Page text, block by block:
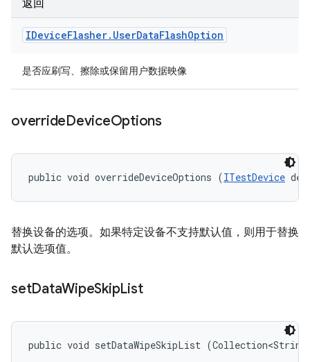
返回
IDeviceFlasher. UserDataFlashOption
是否应刷写、擦除或保留用户数据映像
overrideDeviceOptions
public void overrideDeviceOptions (ITestDevice
替换设备的选项。如果特定设备不支持默认值，则用于替换
默认选项值。
setDataWipeSkipList
public void setDataWipeSkipList